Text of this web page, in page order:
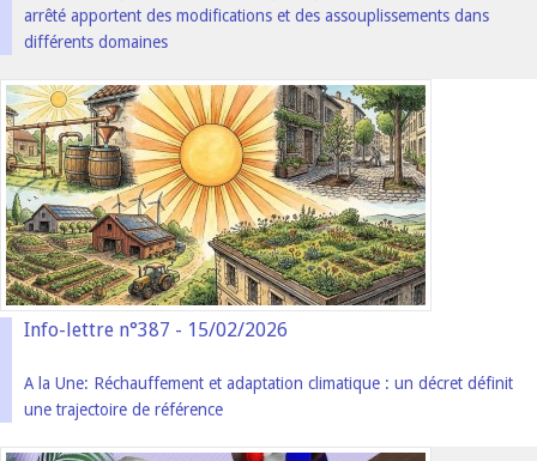
arrêté apportent des modifications et des assouplissements dans
différents domaines
Info-lettre n°387 - 15/02/2026
A la Une: Réchauffement et adaptation climatique : un décret définit
une trajectoire de référence